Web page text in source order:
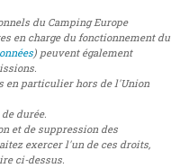
du Camping Europe
en charge du fonctionnement du
) peuvent également
en particulier hors de l'Union
durée.
et de suppression des
exercer l'un de ces droits,
ci-dessus.